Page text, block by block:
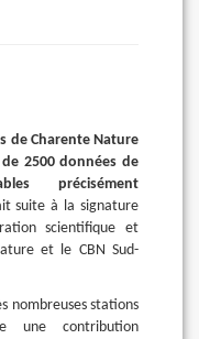
de Charente Nature
2500 données de
précisément
suite à la signature
scientifique et
et le CBN Sud-
nombreuses stations
une contribution